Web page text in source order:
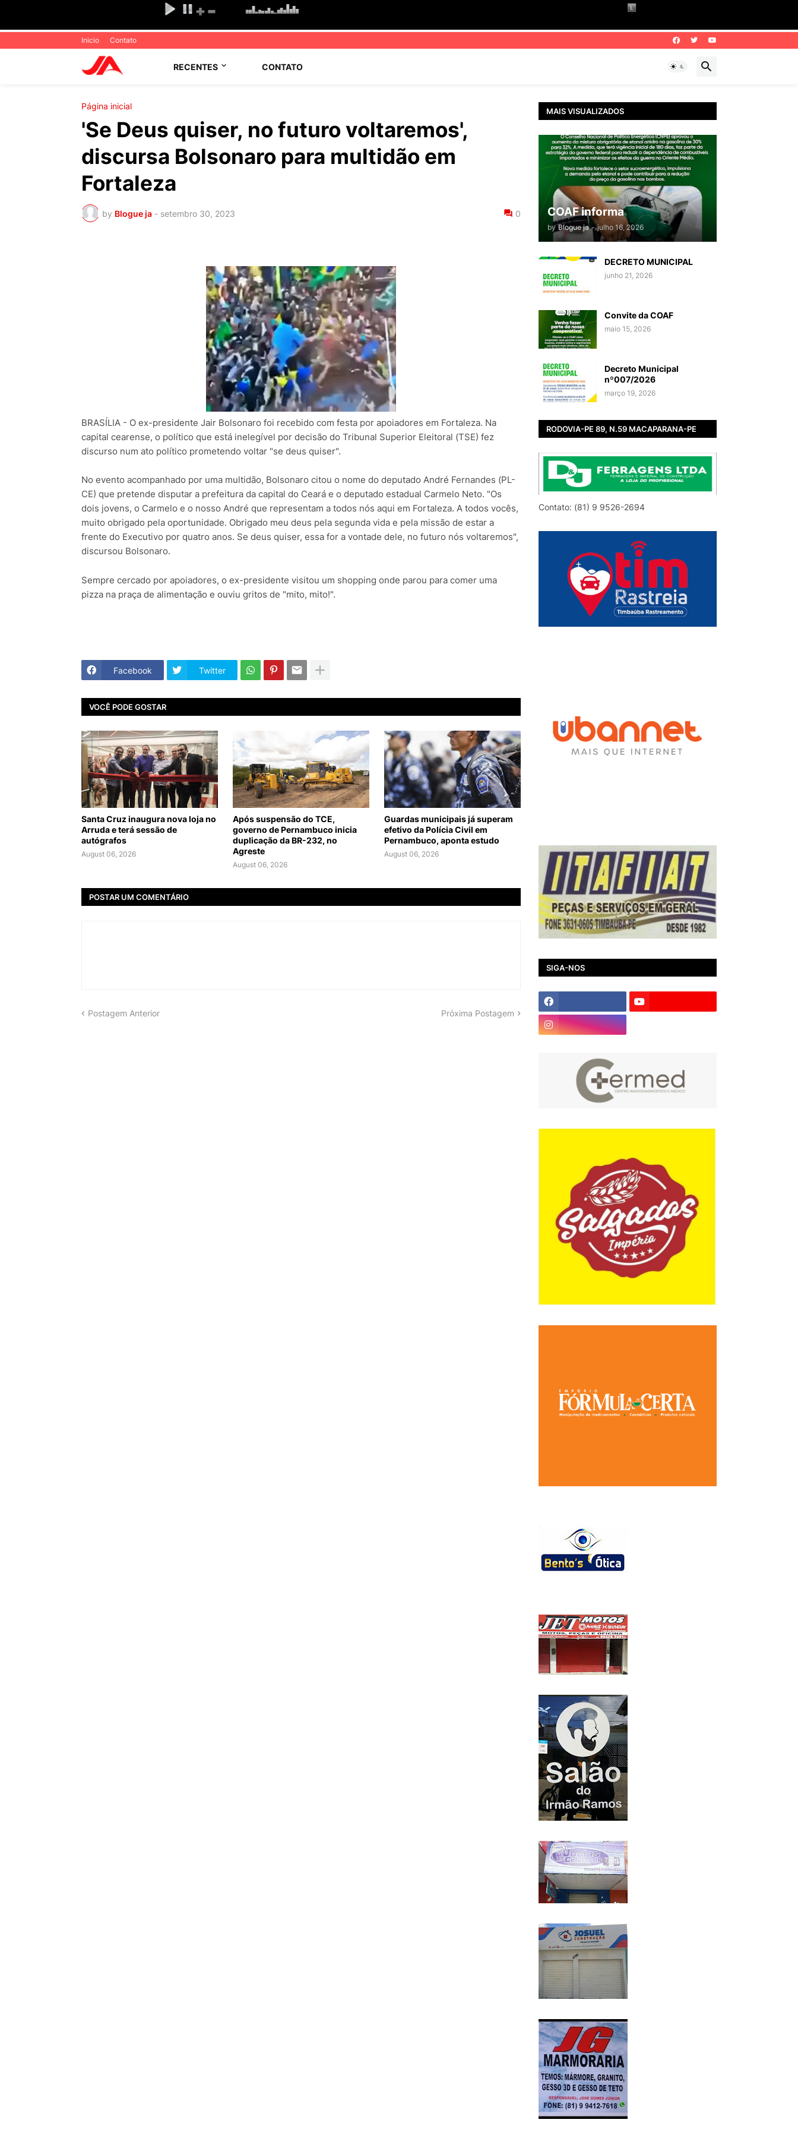
Inicio Contato
RECENTES CONTATO
Página inicial
'Se Deus quiser, no futuro voltaremos',
discursa Bolsonaro para multidão em
Fortaleza
by Blogue ja - setembro 30, 2023 0
BRASÍLIA - O ex-presidente Jair Bolsonaro foi recebido com festa por apoiadores em Fortaleza. Na
capital cearense, o político que está inelegível por decisão do Tribunal Superior Eleitoral (TSE) fez
discurso num ato político prometendo voltar "se deus quiser".
No evento acompanhado por uma multidão, Bolsonaro citou o nome do deputado André Fernandes (PL-
CE) que pretende disputar a prefeitura da capital do Ceará e o deputado estadual Carmelo Neto. "Os
dois jovens, o Carmelo e o nosso André que representam a todos nós aqui em Fortaleza. A todos vocês,
muito obrigado pela oportunidade. Obrigado meu deus pela segunda vida e pela missão de estar a
frente do Executivo por quatro anos. Se deus quiser, essa for a vontade dele, no futuro nós voltaremos",
discursou Bolsonaro.
Sempre cercado por apoiadores, o ex-presidente visitou um shopping onde parou para comer uma
pizza na praça de alimentação e ouviu gritos de "mito, mito!".
Facebook Twitter
VOCÊ PODE GOSTAR
Santa Cruz inaugura nova loja no
Arruda e terá sessão de
autógrafos
August 06, 2026
Após suspensão do TCE,
governo de Pernambuco inicia
duplicação da BR-232, no
Agreste
August 06, 2026
Guardas municipais já superam
efetivo da Polícia Civil em
Pernambuco, aponta estudo
August 06, 2026
POSTAR UM COMENTÁRIO
Postagem Anterior Próxima Postagem
MAIS VISUALIZADOS
COAF informa
by Blogue ja - julho 16, 2026
DECRETO MUNICIPAL
junho 21, 2026
Convite da COAF
maio 15, 2026
Decreto Municipal
nº007/2026
março 19, 2026
RODOVIA-PE 89, N.59 MACAPARANA-PE
Contato: (81) 9 9526-2694
SIGA-NOS